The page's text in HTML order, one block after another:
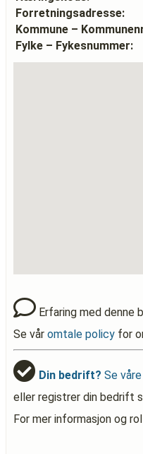
Forretningsadresse:
Kommune –
Fylke – Fykesnummer:
Erfaring med denne
Se vår omtale policy for
Din bedrift? Se
eller registrer din bedrift
For mer informasjon og